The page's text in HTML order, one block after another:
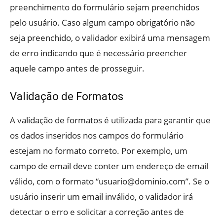
preenchimento do formulário sejam preenchidos
pelo usuário. Caso algum campo obrigatório não
seja preenchido, o validador exibirá uma mensagem
de erro indicando que é necessário preencher
aquele campo antes de prosseguir.
Validação de Formatos
A validação de formatos é utilizada para garantir que
os dados inseridos nos campos do formulário
estejam no formato correto. Por exemplo, um
campo de email deve conter um endereço de email
válido, com o formato “usuario@dominio.com”. Se o
usuário inserir um email inválido, o validador irá
detectar o erro e solicitar a correção antes de